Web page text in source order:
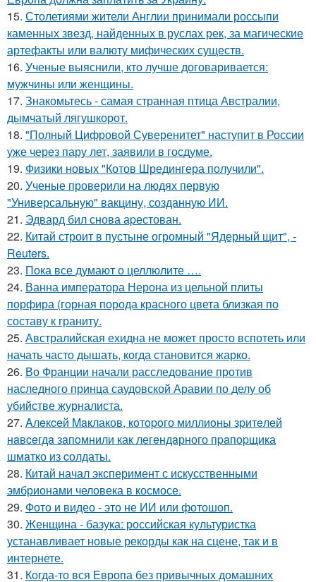
15. Столетиями жители Англии принимали россыпи
каменных звезд, найденных в руслах рек, за магические
артефакты или валюту мифических существ.
16. Ученые выяснили, кто лучше договаривается:
мужчины или женщины.
17. Знакомьтесь - самая странная птица Австралии,
дымчатый лягушкорот.
18. "Полный Цифровой Суверенитет" наступит в России
уже через пару лет, заявили в госдуме.
19. Физики новых "Котов Шредингера получили".
20. Ученые проверили на людях первую
"Универсальную" вакцину, созданную ИИ.
21. Эдвард бил снова аpестован.
22. Китай строит в пустыне огромный "Ядерный щит", -
Reuters.
23. Пока все думают о целлюлите ….
24. Ванна императора Нерона из цельной плиты
порфира (горная порода красного цвета близкая по
составу к граниту.
25. Австралийская ехидна не может просто вспотеть или
начать часто дышать, когда становится жарко.
26. Во Франции начали расследование против
наследного принца саудовской Аравии по делу об
убийстве журналиста.
27. Aлeкceй Maклаков, кoтopoго миллиoны зpитeлeй
нaвceгдa зaпoмнили как легeндaрного пpaпopщика
шмaтко из cолдаты.
28. Китай начал эксперимент с искусственными
эмбрионами человека в космосе.
29. Фото и видео - это не ИИ или фотошоп.
30. Женщина - базука: российская культуристка
устанавливает новые рекорды как на сцене, так и в
интернете.
31. Когда-то вся Европа без привычных домашних